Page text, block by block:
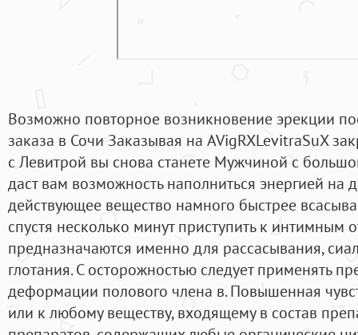
Возможно повторное возникновение эрекции
заказа в Сочи Заказывая на AVigRXLevitraSuX
с Левитрой вы снова станете Мужчиной с
даст вам возможность наполниться энергией на
действующее вещество намного быстрее
спустя несколько минут приступить к
предназначаются именно для рассасывания,
глотания. С осторожностью следует применять
деформации полового члена в. Повышенная
или к любому веществу, входящему в состав